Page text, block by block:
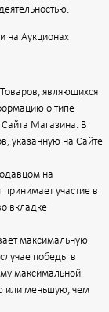
на Аукционах
являющихся
о типе
Магазина. В
указанную на Сайте
на
участие в
вкладке
максимальную
победы в
максимальной
или меньшую, чем